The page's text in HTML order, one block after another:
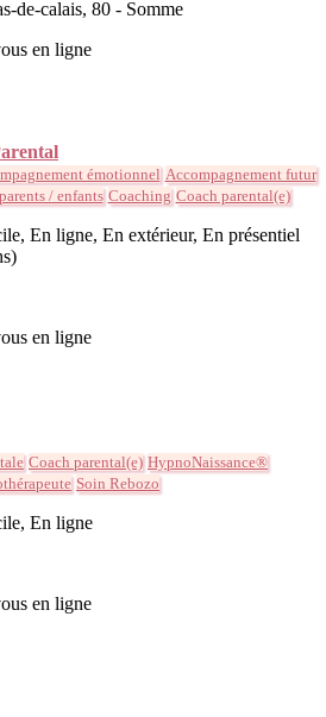
de-calais, 80 - Somme
en ligne
émotionnel Accompagnement futur
/ enfants Coaching Coach parental(e)
En ligne, En extérieur, En présentiel
en ligne
Coach parental(e) HypnoNaissance®
Soin Rebozo
En ligne
en ligne